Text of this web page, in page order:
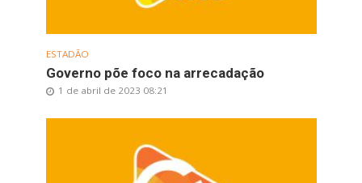
ESTADÃO
Governo põe foco na arrecadação
1 de abril de 2023 08:21